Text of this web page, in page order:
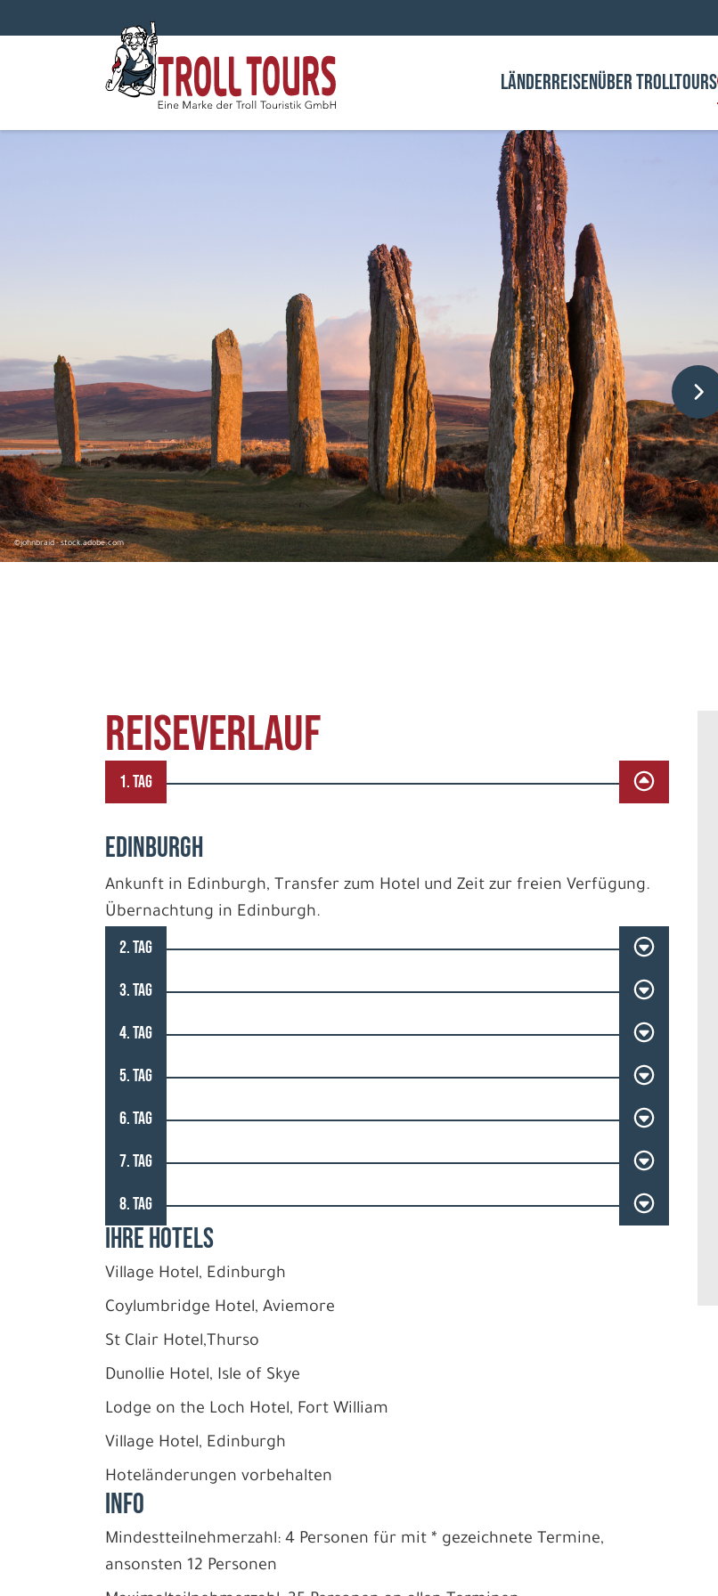
LÄNDERREISENÜBER TROLLTOURS
©johnbraid - stock.adobe.com
REISEVERLAUF
1. TAG
EDINBURGH
Ankunft in Edinburgh, Transfer zum Hotel und Zeit zur freien Verfügung.
Übernachtung in Edinburgh.
2. TAG
3. TAG
4. TAG
5. TAG
6. TAG
7. TAG
8. TAG
IHRE HOTELS
Village Hotel, Edinburgh
Coylumbridge Hotel, Aviemore
St Clair Hotel,Thurso
Dunollie Hotel, Isle of Skye
Lodge on the Loch Hotel, Fort William
Village Hotel, Edinburgh
Hoteländerungen vorbehalten
INFO
Mindestteilnehmerzahl: 4 Personen für mit * gezeichnete Termine,
ansonsten 12 Personen